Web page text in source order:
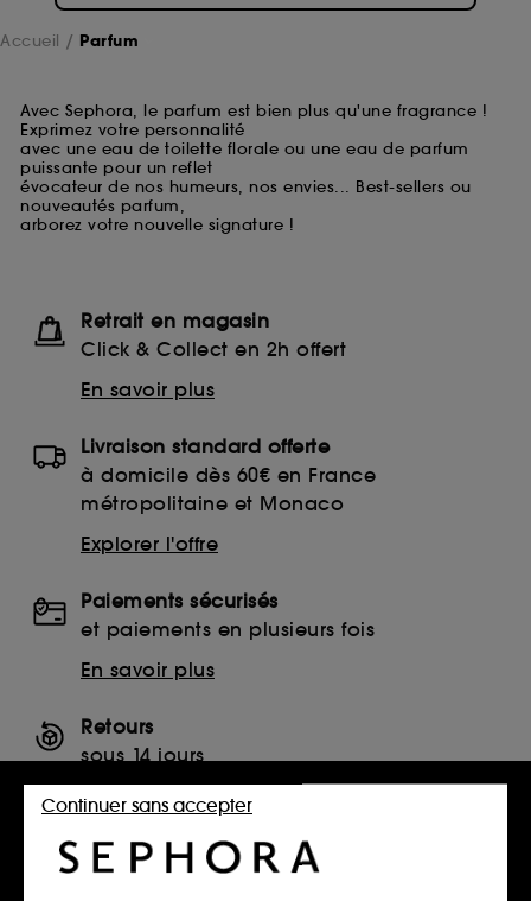
Accueil Parfum
Avec Sephora, le parfum est bien plus qu'une fragrance !
Exprimez votre personnalité
avec une eau de toilette florale ou une eau de parfum
puissante pour un reflet
évocateur de nos humeurs, nos envies... Best-sellers ou
nouveautés parfum,
arborez votre nouvelle signature !
Retrait en magasin
Click & Collect en 2h offert
En savoir plus
Livraison standard offerte
à domicile dès 60€ en France
métropolitaine et Monaco
Explorer l'offre
Paiements sécurisés
et paiements en plusieurs fois
En savoir plus
Retours
sous 14 jours
Retourner mon article
SERVICES, CONTACT ET CONDITIONS DES OFFRES
Continuer sans accepter